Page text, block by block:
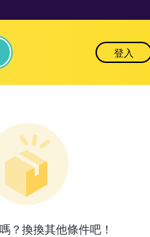
登入
？換換其他條件吧！